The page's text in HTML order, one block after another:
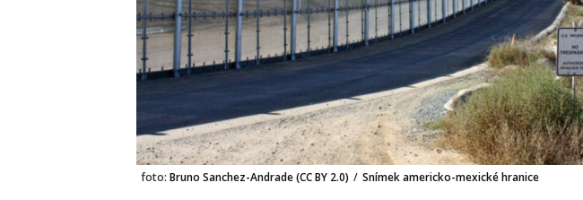
foto: Bruno Sanchez-Andrade (CC BY 2.0) / Snímek americko-mexické hranice